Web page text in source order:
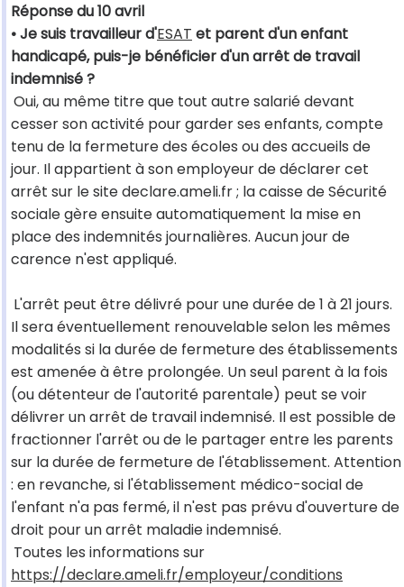
Réponse du 10 avril
• Je suis travailleur d'ESAT et parent d'un enfant
handicapé, puis-je bénéficier d'un arrêt de travail
indemnisé ?
Oui, au même titre que tout autre salarié devant
cesser son activité pour garder ses enfants, compte
tenu de la fermeture des écoles ou des accueils de
jour. Il appartient à son employeur de déclarer cet
arrêt sur le site declare.ameli.fr ; la caisse de Sécurité
sociale gère ensuite automatiquement la mise en
place des indemnités journalières. Aucun jour de
carence n'est appliqué.
L'arrêt peut être délivré pour une durée de 1 à 21 jours.
Il sera éventuellement renouvelable selon les mêmes
modalités si la durée de fermeture des établissements
est amenée à être prolongée. Un seul parent à la fois
(ou détenteur de l'autorité parentale) peut se voir
délivrer un arrêt de travail indemnisé. Il est possible de
fractionner l'arrêt ou de le partager entre les parents
sur la durée de fermeture de l'établissement. Attention
: en revanche, si l'établissement médico-social de
l'enfant n'a pas fermé, il n'est pas prévu d'ouverture de
droit pour un arrêt maladie indemnisé.
Toutes les informations sur
https://declare.ameli.fr/employeur/conditions